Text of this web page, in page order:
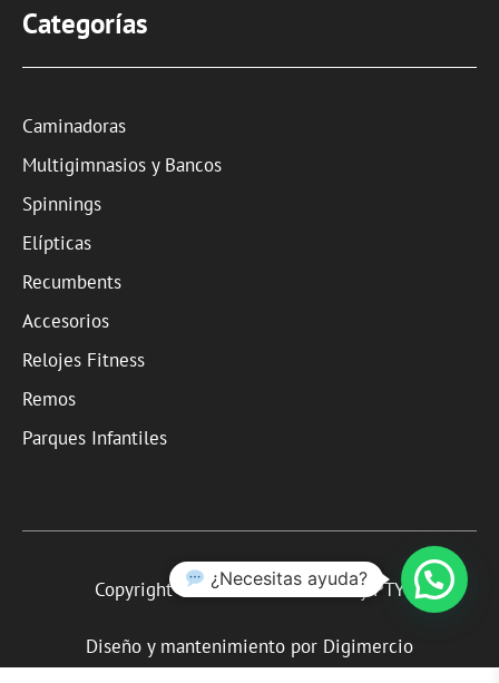
¿Necesitas ayuda?
Categorías
Caminadoras
Multigimnasios y Bancos
Spinnings
Elípticas
Recumbents
Accesorios
Relojes Fitness
Remos
Parques Infantiles
Copyright © 2020 Fitness Factory PTY
Diseño y mantenimiento por Digimercio